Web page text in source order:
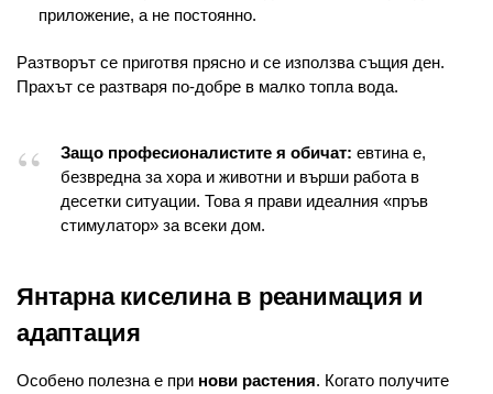
приложение, а не постоянно.
Разтворът се приготвя прясно и се използва същия ден.
Прахът се разтваря по-добре в малко топла вода.
Защо професионалистите я обичат: евтина е,
безвредна за хора и животни и върши работа в
десетки ситуации. Това я прави идеалния «пръв
стимулатор» за всеки дом.
Янтарна киселина в реанимация и
адаптация
Особено полезна е при нови растения. Когато получите